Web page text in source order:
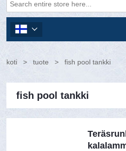

koti > tuote > fish pool tankki
fish pool tankki